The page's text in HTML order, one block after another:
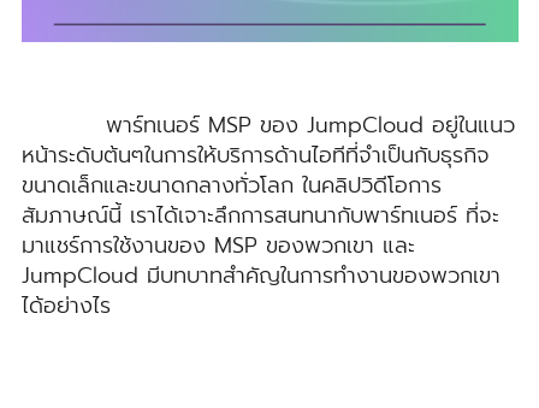
พาร์ทเนอร์ MSP ของ JumpCloud อยู่ในแนว
หน้าระดับต้นๆในการให้บริการด้านไอทีที่จำเป็นกับธุรกิจ
ขนาดเล็กและขนาดกลางทั่วโลก ในคลิปวิดีโอการ
สัมภาษณ์นี้ เราได้เจาะลึกการสนทนากับพาร์ทเนอร์ ที่จะ
มาแชร์การใช้งานของ MSP ของพวกเขา และ
JumpCloud มีบทบาทสำคัญในการทำงานของพวกเขา
ได้อย่างไร